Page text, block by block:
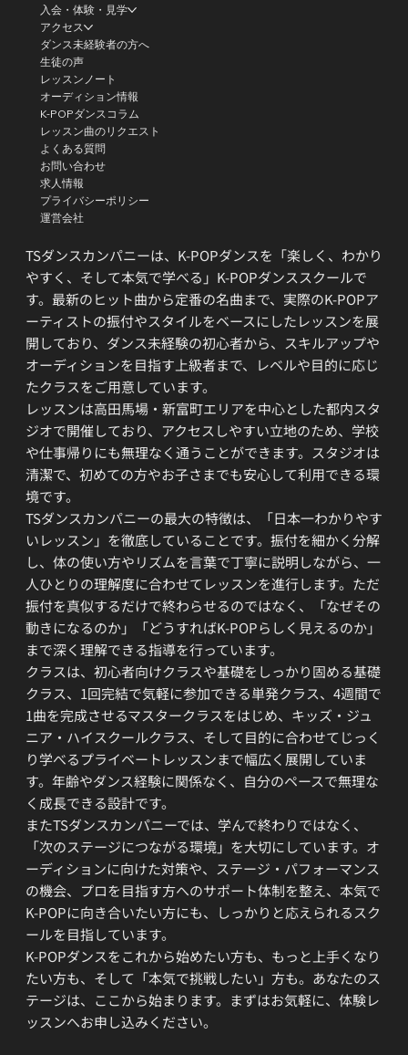
TSダンスカンパニーは、K-POPダンスを「楽しく、わかり
やすく、そして本気で学べる」K-POPダンススクールで
す。最新のヒット曲から定番の名曲まで、実際のK-POPア
ーティストの振付やスタイルをベースにしたレッスンを展
開しており、ダンス未経験の初心者から、スキルアップや
オーディションを目指す上級者まで、レベルや目的に応じ
たクラスをご用意しています。
レッスンは高田馬場・新富町エリアを中心とした都内スタ
ジオで開催しており、アクセスしやすい立地のため、学校
や仕事帰りにも無理なく通うことができます。スタジオは
清潔で、初めての方やお子さまでも安心して利用できる環
境です。
TSダンスカンパニーの最大の特徴は、「日本一わかりやす
いレッスン」を徹底していることです。振付を細かく分解
し、体の使い方やリズムを言葉で丁寧に説明しながら、一
人ひとりの理解度に合わせてレッスンを進行します。ただ
振付を真似するだけで終わらせるのではなく、「なぜその
動きになるのか」「どうすればK-POPらしく見えるのか」
まで深く理解できる指導を行っています。
クラスは、初心者向けクラスや基礎をしっかり固める基礎
クラス、1回完結で気軽に参加できる単発クラス、4週間で
1曲を完成させるマスタークラスをはじめ、キッズ・ジュ
ニア・ハイスクールクラス、そして目的に合わせてじっく
り学べるプライベートレッスンまで幅広く展開していま
す。年齢やダンス経験に関係なく、自分のペースで無理な
く成長できる設計です。
またTSダンスカンパニーでは、学んで終わりではなく、
「次のステージにつながる環境」を大切にしています。オ
ーディションに向けた対策や、ステージ・パフォーマンス
の機会、プロを目指す方へのサポート体制を整え、本気で
K-POPに向き合いたい方にも、しっかりと応えられるスク
ールを目指しています。
K-POPダンスをこれから始めたい方も、もっと上手くなり
たい方も、そして「本気で挑戦したい」方も。あなたのス
テージは、ここから始まります。まずはお気軽に、体験レ
ッスンへお申し込みください。
入会・体験・見学
アクセス
ダンス未経験者の方へ
生徒の声
レッスンノート
オーディション情報
K-POPダンスコラム
レッスン曲のリクエスト
よくある質問
お問い合わせ
求人情報
プライバシーポリシー
運営会社